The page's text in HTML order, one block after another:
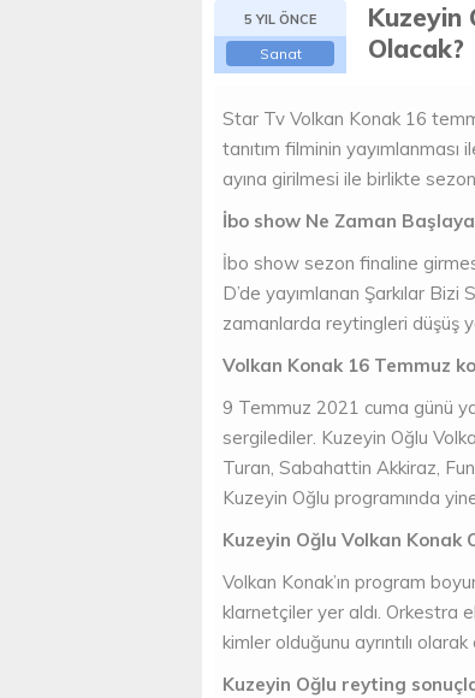
5 YIL ÖNCE
Sanat
Kuzeyin
Olacak?
Star Tv Volkan Konak 16
tanıtım filminin
ayına girilmesi ile birlikte
İbo show Ne Zaman
İbo show sezon finaline
D’de yayımlanan Şarkılar
zamanlarda reytingleri düşüş
Volkan Konak 16 Temmuz
9 Temmuz 2021 cuma günü
sergilediler. Kuzeyin Oğlu
Turan, Sabahattin Akkiraz,
Kuzeyin Oğlu programında
Kuzeyin Oğlu Volkan
Volkan Konak’ın program
klarnetçiler yer aldı. Orkestra
kimler olduğunu ayrıntılı
Kuzeyin Oğlu reyting